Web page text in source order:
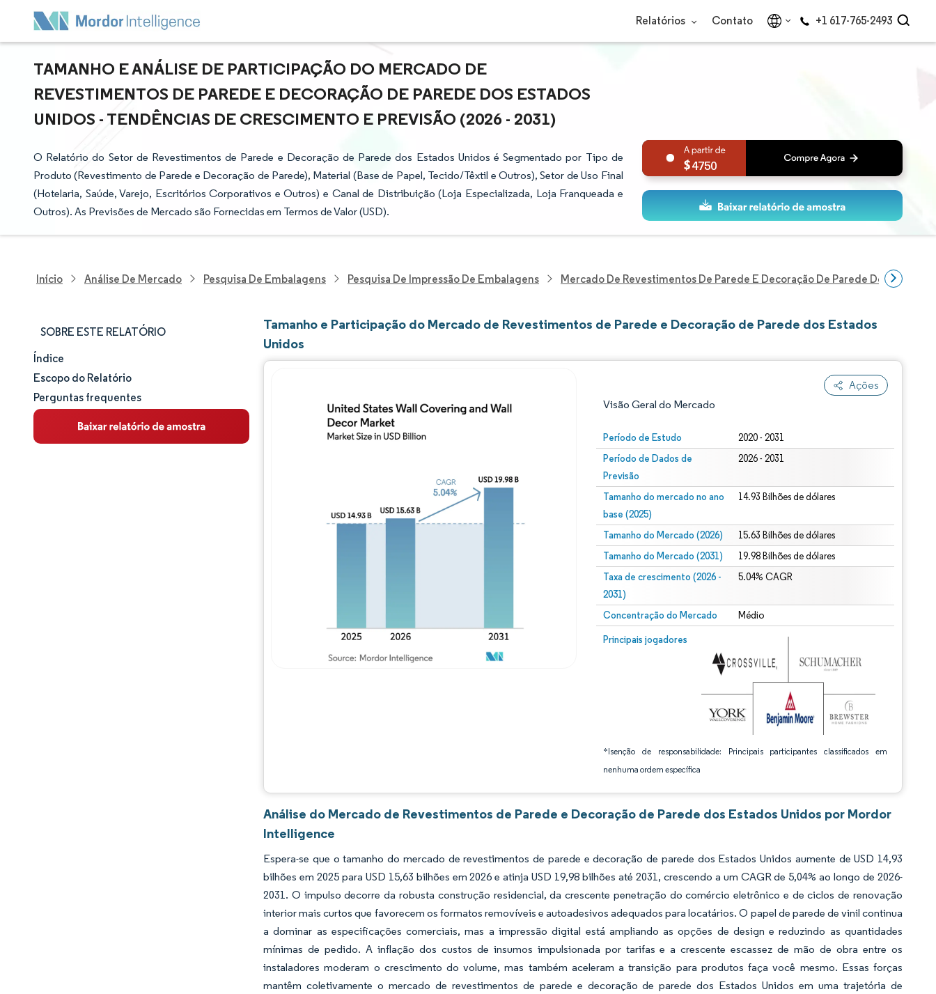
Relatórios Contato +1 617-765-2493
TAMANHO E ANÁLISE DE PARTICIPAÇÃO DO MERCADO DE
REVESTIMENTOS DE PAREDE E DECORAÇÃO DE PAREDE DOS ESTADOS
UNIDOS - TENDÊNCIAS DE CRESCIMENTO E PREVISÃO (2026 - 2031)
O Relatório do Setor de Revestimentos de Parede e Decoração de Parede dos Estados Unidos é Segmentado por Tipo de
Produto (Revestimento de Parede e Decoração de Parede), Material (Base de Papel, Tecido/Têxtil e Outros), Setor de Uso Final
(Hotelaria, Saúde, Varejo, Escritórios Corporativos e Outros) e Canal de Distribuição (Loja Especializada, Loja Franqueada e
Outros). As Previsões de Mercado são Fornecidas em Termos de Valor (USD).
4750
Início Análise De Mercado Pesquisa De Embalagens Pesquisa De Impressão De Embalagens Mercado De Revestimentos De Parede E Decoração De Parede Dos Estados
SOBRE ESTE RELATÓRIO
Tamanho e participação de mercado
Análise de mercado
Tendências e insights
Índice
Escopo do Relatório
Perguntas frequentes
Tamanho e Participação do Mercado de Revestimentos de Parede e Decoração de Parede dos Estados
Unidos
Ações
Visão Geral do Mercado
Período de Estudo 2020 - 2031
Período de Dados de
Previsão
2026 - 2031
Tamanho do mercado no ano
base (2025)
14.93 Bilhões de dólares
Tamanho do Mercado (2026) 15.63 Bilhões de dólares
Tamanho do Mercado (2031) 19.98 Bilhões de dólares
Taxa de crescimento (2026 -
2031)
5.04% CAGR
Concentração do Mercado Médio
Principais jogadores
*Isenção de responsabilidade: Principais participantes classificados em
nenhuma ordem específica
Imagem © Mordor Intelligence. O reuso requer atribuição conforme CC BY 4.0.
Imagem © Mordor Intelligence. O reuso requer atribuição conforme CC BY 4.0.
Análise do Mercado de Revestimentos de Parede e Decoração de Parede dos Estados Unidos por Mordor
Intelligence
Espera-se que o tamanho do mercado de revestimentos de parede e decoração de parede dos Estados Unidos aumente de USD 14,93
bilhões em 2025 para USD 15,63 bilhões em 2026 e atinja USD 19,98 bilhões até 2031, crescendo a um CAGR de 5,04% ao longo de 2026-
2031. O impulso decorre da robusta construção residencial, da crescente penetração do comércio eletrônico e de ciclos de renovação
interior mais curtos que favorecem os formatos removíveis e autoadesivos adequados para locatários. O papel de parede de vinil continua
a dominar as especificações comerciais, mas a impressão digital está ampliando as opções de design e reduzindo as quantidades
mínimas de pedido. A inflação dos custos de insumos impulsionada por tarifas e a crescente escassez de mão de obra entre os
instaladores moderam o crescimento do volume, mas também aceleram a transição para produtos faça você mesmo. Essas forças
mantêm coletivamente o mercado de revestimentos de parede e decoração de parede dos Estados Unidos em uma trajetória de